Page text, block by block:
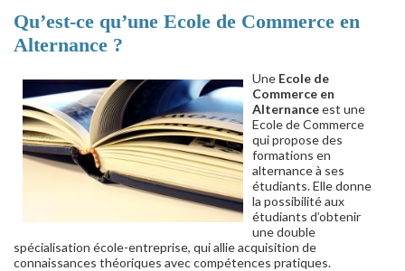
Qu’est-ce qu’une Ecole de Commerce en
Alternance ?
Une Ecole de
Commerce en
Alternanceest une
Ecole de Commerce
qui propose des
formations en
alternance à ses
étudiants. Elle donne
la possibilité aux
étudiants d’obtenir
une double
spécialisation école-entreprise, qui allie acquisition de
connaissances théoriques avec compétences pratiques.